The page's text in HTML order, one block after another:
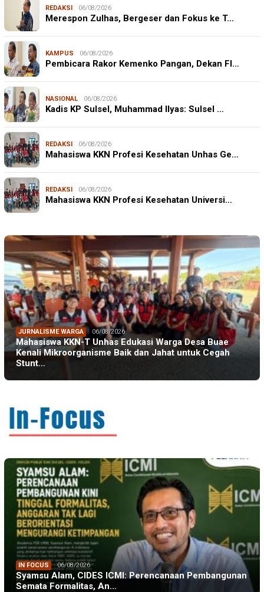
REDAKSI 06/08/2026
Merespon Zulhas, Bergeser dan Fokus ke T…
KAMPUS 06/08/2026
Pembicara Rakor Kemenko Pangan, Dekan FI…
NASIONAL 06/08/2026
Kadis KP Sulsel, Muhammad Ilyas: Sulsel …
REDAKSI 06/08/2026
Mahasiswa KKN Profesi Kesehatan Unhas Ge…
REDAKSI 06/08/2026
Mahasiswa KKN Profesi Kesehatan Universi…
JURNALISME WARGA 06/08/2026
Mahasiswa KKN-T Unhas Edukasi Warga Desa Buae
Kenali Mikroorganisme Baik dan Jahat untuk Cegah
Stunt…
IN FOCUS 06/08/2026
Syamsu Alam, CIDES ICMI: Perencanaan Pembangunan
Semata Formalitas, An…